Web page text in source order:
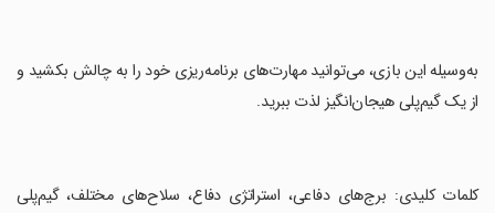
‏به‌وسیله این بازی، می‌توانید مهارت‌های برنامه‌ریزی خود را به چالش بکشید و
از یک گیم‌پلی هیجان‌انگیز لذت ببرید.
‏کلمات کلیدی: برج‌های دفاعی، استراتژی دفاع، سلاح‌های مختلف، گیم‌پلی